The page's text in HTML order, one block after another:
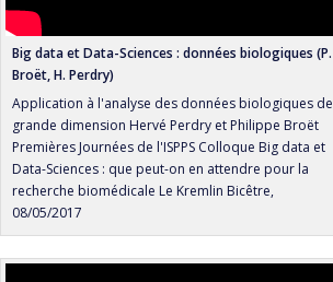
Big data et Data-Sciences : données biologiques (P.
Broët, H. Perdry)
Application à l'analyse des données biologiques de
grande dimension Hervé Perdry et Philippe Broët
Premières Journées de l'ISPPS Colloque Big data et
Data-Sciences : que peut-on en attendre pour la
recherche biomédicale Le Kremlin Bicêtre,
08/05/2017